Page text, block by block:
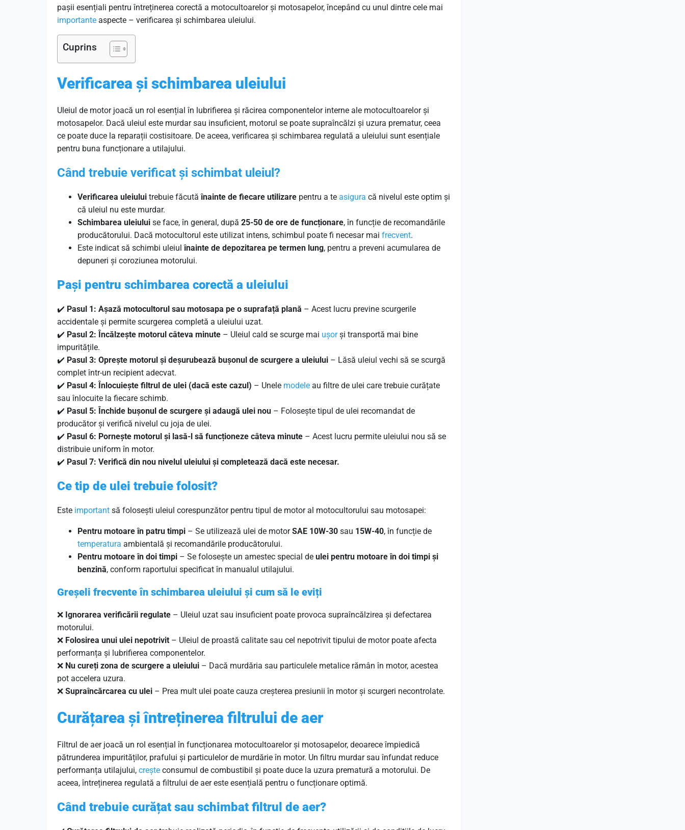
pașii esențiali pentru întreținerea corectă a motocultoarelor și motosapelor, începând cu unul dintre cele mai
importante aspecte – verificarea și schimbarea uleiului.
Cuprins
Verificarea și schimbarea uleiului
Uleiul de motor joacă un rol esențial în lubrifierea și răcirea componentelor interne ale motocultoarelor și
motosapelor. Dacă uleiul este murdar sau insuficient, motorul se poate supraîncălzi și uzura prematur, ceea
ce poate duce la reparații costisitoare. De aceea, verificarea și schimbarea regulată a uleiului sunt esențiale
pentru buna funcționare a utilajului.
Când trebuie verificat și schimbat uleiul?
Verificarea uleiului trebuie făcutăînainte de fiecare utilizare pentru a te asigura că nivelul este optim și
că uleiul nu este murdar.
Schimbarea uleiului se face, în general, după 25-50 de ore de funcționare, în funcție de recomandările
producătorului. Dacă motocultorul este utilizat intens, schimbul poate fi necesar mai frecvent.
Este indicat să schimbi uleiulînainte de depozitarea pe termen lung, pentru a preveni acumularea de
depuneri și coroziunea motorului.
Pași pentru schimbarea corectă a uleiului
✔️ Pasul 1: Așază motocultorul sau motosapa pe o suprafață plană – Acest lucru previne scurgerile
accidentale și permite scurgerea completă a uleiului uzat.
✔️ Pasul 2: Încălzește motorul câteva minute – Uleiul cald se scurge mai ușorși transportă mai bine
impuritățile.
✔️ Pasul 3: Oprește motorul și deșurubează bușonul de scurgere a uleiului – Lăsă uleiul vechi să se scurgă
complet într-un recipient adecvat.
✔️ Pasul 4: Înlocuiește filtrul de ulei (dacă este cazul) – Unele modele au filtre de ulei care trebuie curățate
sau înlocuite la fiecare schimb.
✔️ Pasul 5: Închide bușonul de scurgere și adaugă ulei nou – Folosește tipul de ulei recomandat de
producător și verifică nivelul cu joja de ulei.
✔️ Pasul 6: Pornește motorul și lasă-l să funcționeze câteva minute – Acest lucru permite uleiului nou să se
distribuie uniform în motor.
✔️ Pasul 7: Verifică din nou nivelul uleiului și completează dacă este necesar.
Ce tip de ulei trebuie folosit?
Este important să folosești uleiul corespunzător pentru tipul de motor al motocultorului sau motosapei:
Pentru motoare în patru timpi – Se utilizează ulei de motorSAE 10W-30 sau 15W-40, în funcție de
temperatura ambientală și recomandările producătorului.
Pentru motoare în doi timpi – Se folosește un amestec special de ulei pentru motoare în doi timpi și
benzină, conform raportului specificat în manualul utilajului.
Greșeli frecvente în schimbarea uleiului și cum să le eviți
❌ Ignorarea verificării regulate – Uleiul uzat sau insuficient poate provoca supraîncălzirea și defectarea
motorului.
❌ Folosirea unui ulei nepotrivit – Uleiul de proastă calitate sau cel nepotrivit tipului de motor poate afecta
performanța și lubrifierea componentelor.
❌ Nu cureți zona de scurgere a uleiului – Dacă murdăria sau particulele metalice rămân în motor, acestea
pot accelera uzura.
❌ Supraîncărcarea cu ulei – Prea mult ulei poate cauza creșterea presiunii în motor și scurgeri necontrolate.
Curățarea și întreținerea filtrului de aer
Filtrul de aer joacă un rol esențial în funcționarea motocultoarelor și motosapelor, deoarece împiedică
pătrunderea impurităților, prafului și particulelor de murdărie în motor. Un filtru murdar sau înfundat reduce
performanța utilajului, crește consumul de combustibil și poate duce la uzura prematură a motorului. De
aceea, întreținerea regulată a filtrului de aer este esențială pentru o funcționare optimă.
Când trebuie curățat sau schimbat filtrul de aer?